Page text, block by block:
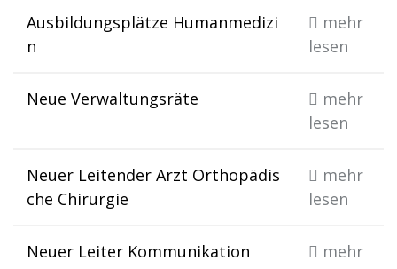
Ausbildungsplätze Humanmedizi
n
mehr
lesen
Neue Verwaltungsräte
mehr
lesen
Neuer Leitender Arzt Orthopädis
che Chirurgie
mehr
lesen
Neuer Leiter Kommunikation
mehr